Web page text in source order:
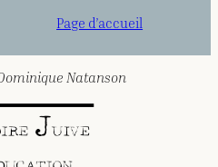
Page d’accueil
Natanson